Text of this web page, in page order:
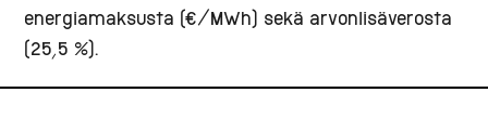
energiamaksusta (€/MWh) sekä arvonlisäverosta
(25,5 %).